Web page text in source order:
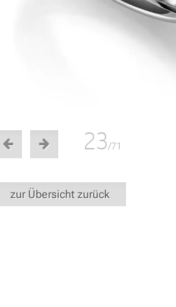
23/71
zur Übersicht zurück